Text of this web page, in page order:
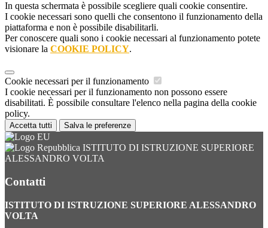
In questa schermata è possibile scegliere quali cookie consentire.
I cookie necessari sono quelli che consentono il funzionamento della
piattaforma e non è possibile disabilitarli.
Per conoscere quali sono i cookie necessari al funzionamento potete
visionare la COOKIE POLICY.
Cookie necessari per il funzionamento
I cookie necessari per il funzionamento non possono essere
disabilitati. È possibile consultare l'elenco nella pagina della cookie
policy.
Accetta tutti Salva le preferenze
ISTITUTO DI ISTRUZIONE SUPERIORE
ALESSANDRO VOLTA
Contatti
ISTITUTO DI ISTRUZIONE SUPERIORE ALESSANDRO
VOLTA